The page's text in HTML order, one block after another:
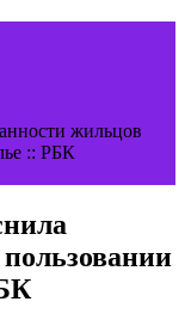
жильцов
:: РБК